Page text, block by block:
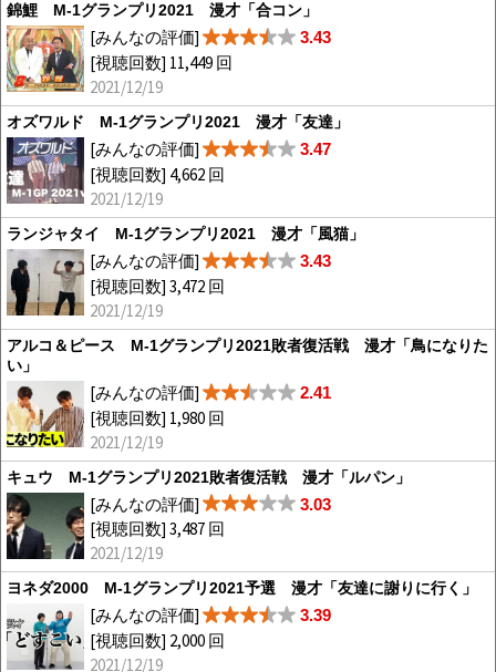
錦鯉 M-1グランプリ2021 漫才「合コン」
[みんなの評価] 3.43
[視聴回数] 11,449 回
2021/12/19
オズワルド M-1グランプリ2021 漫才「友達」
[みんなの評価] 3.47
[視聴回数] 4,662 回
2021/12/19
ランジャタイ M-1グランプリ2021 漫才「風猫」
[みんなの評価] 3.43
[視聴回数] 3,472 回
2021/12/19
アルコ＆ピース M-1グランプリ2021敗者復活戦 漫才「鳥になりた
い」
[みんなの評価] 2.41
[視聴回数] 1,980 回
2021/12/19
キュウ M-1グランプリ2021敗者復活戦 漫才「ルパン」
[みんなの評価] 3.03
[視聴回数] 3,487 回
2021/12/19
ヨネダ2000 M-1グランプリ2021予選 漫才「友達に謝りに行く」
[みんなの評価] 3.39
[視聴回数] 2,000 回
2021/12/19